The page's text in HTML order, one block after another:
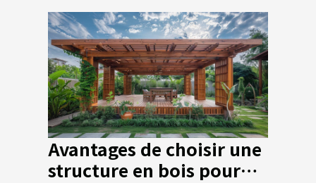
Avantages de choisir une
structure en bois pour